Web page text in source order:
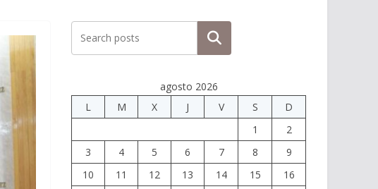
Buscar
agosto 2026
L
M X J V S
D
1
2
3
4 5 6 7 8
9
10
11 12 13 14 15
16